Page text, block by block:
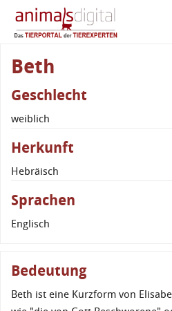
Beth
Geschlecht
weiblich
Herkunft
Hebräisch
Sprachen
Englisch
Bedeutung
Beth ist eine Kurzform von